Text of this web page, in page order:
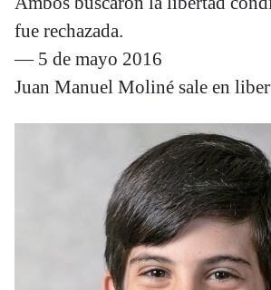
fue rechazada.
— 5 de mayo 2016
Juan Manuel Moliné sale en